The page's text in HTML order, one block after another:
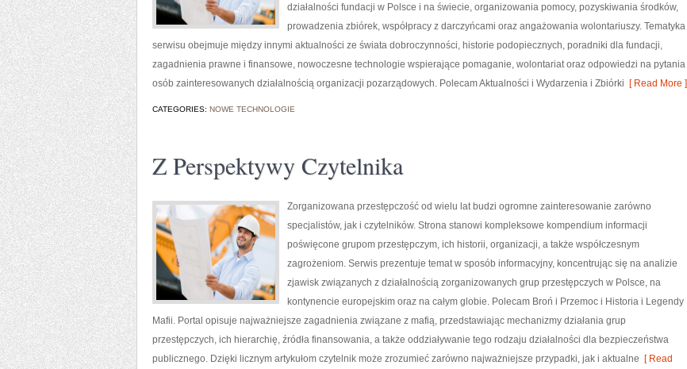
działalności fundacji w Polsce i na świecie, organizowania pomocy, pozyskiwania środków,
prowadzenia zbiórek, współpracy z darczyńcami oraz angażowania wolontariuszy. Tematyka
serwisu obejmuje między innymi aktualności ze świata dobroczynności, historie podopiecznych, poradniki dla fundacji,
zagadnienia prawne i finansowe, nowoczesne technologie wspierające pomaganie, wolontariat oraz odpowiedzi na pytania
osób zainteresowanych działalnością organizacji pozarządowych. Polecam Aktualności i Wydarzenia i Zbiórki [ Read More ]
CATEGORIES: NOWE TECHNOLOGIE
Z Perspektywy Czytelnika
Zorganizowana przestępczość od wielu lat budzi ogromne zainteresowanie zarówno
specjalistów, jak i czytelników. Strona stanowi kompleksowe kompendium informacji
poświęcone grupom przestępczym, ich historii, organizacji, a także współczesnym
zagrożeniom. Serwis prezentuje temat w sposób informacyjny, koncentrując się na analizie
zjawisk związanych z działalnością zorganizowanych grup przestępczych w Polsce, na
kontynencie europejskim oraz na całym globie. Polecam Broń i Przemoc i Historia i Legendy
Mafii. Portal opisuje najważniejsze zagadnienia związane z mafią, przedstawiając mechanizmy działania grup
przestępczych, ich hierarchię, źródła finansowania, a także oddziaływanie tego rodzaju działalności dla bezpieczeństwa
publicznego. Dzięki licznym artykułom czytelnik może zrozumieć zarówno najważniejsze przypadki, jak i aktualne [ Read